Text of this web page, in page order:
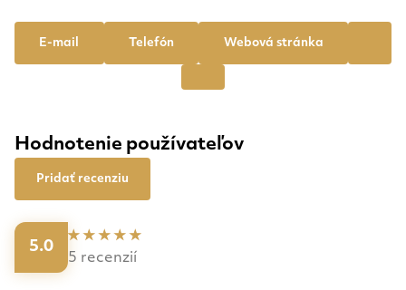
E-mail Telefón Webová stránka
Hodnotenie používateľov
Pridať recenziu
5.0
5 recenzií